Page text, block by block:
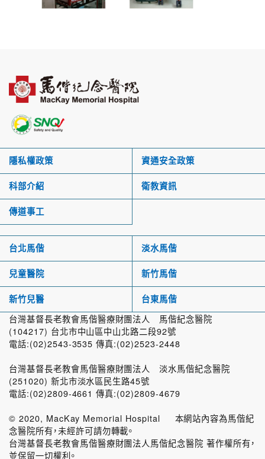
隱私權政策 資通安全政策
科部介紹 衛教資訊
傳道事工
台北馬偕 淡水馬偕
兒童醫院 新竹馬偕
新竹兒醫 台東馬偕
台灣基督長老教會馬偕醫療財團法人 馬偕紀念醫院
(104217) 台北市中山區中山北路二段92號
電話:(02)2543-3535 傳真:(02)2523-2448
台灣基督長老教會馬偕醫療財團法人 淡水馬偕紀念醫院
(251020) 新北市淡水區民生路45號
電話:(02)2809-4661 傳真:(02)2809-4679
© 2020, MacKay Memorial Hospital 本網站內容為馬偕紀
念醫院所有，未經許可請勿轉載。
台灣基督長老教會馬偕醫療財團法人馬偕紀念醫院 著作權所有，
並保留一切權利。